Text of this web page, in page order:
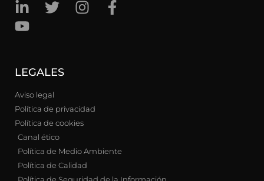
LEGALES
Aviso legal
Política de privacidad
Política de cookies
Canal ético
Política de Medio Ambiente
Política de Calidad